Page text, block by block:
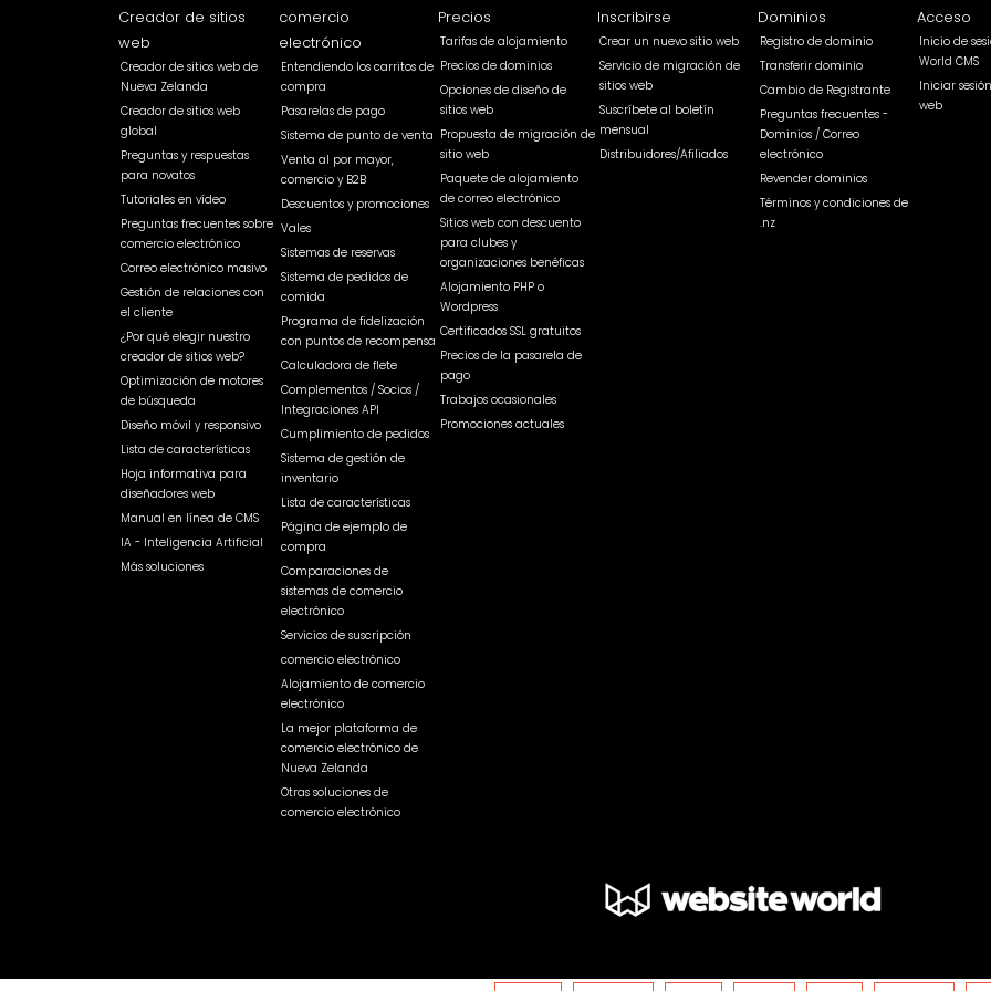
Creador de sitios
web
Creador de sitios web de
Nueva Zelanda
Creador de sitios web
global
Preguntas y respuestas
para novatos
Tutoriales en vídeo
Preguntas frecuentes sobre
comercio electrónico
Correo electrónico masivo
Gestión de relaciones con
el cliente
¿Por qué elegir nuestro
creador de sitios web?
Optimización de motores
de búsqueda
Diseño móvil y responsivo
Lista de características
Hoja informativa para
diseñadores web
Manual en línea de CMS
IA - Inteligencia Artificial
Más soluciones
comercio
electrónico
Entendiendo los carritos de
compra
Pasarelas de pago
Sistema de punto de venta
Venta al por mayor,
comercio y B2B
Descuentos y promociones
Vales
Sistemas de reservas
Sistema de pedidos de
comida
Programa de fidelización
con puntos de recompensa
Calculadora de flete
Complementos / Socios /
Integraciones API
Cumplimiento de pedidos
Sistema de gestión de
inventario
Lista de características
Página de ejemplo de
compra
Comparaciones de
sistemas de comercio
electrónico
Servicios de suscripción
comercio electrónico
Alojamiento de comercio
electrónico
La mejor plataforma de
comercio electrónico de
Nueva Zelanda
Otras soluciones de
comercio electrónico
Precios
Tarifas de alojamiento
Precios de dominios
Opciones de diseño de
sitios web
Propuesta de migración de
sitio web
Paquete de alojamiento
de correo electrónico
Sitios web con descuento
para clubes y
organizaciones benéficas
Alojamiento PHP o
Wordpress
Certificados SSL gratuitos
Precios de la pasarela de
pago
Trabajos ocasionales
Promociones actuales
Inscribirse
Crear un nuevo sitio web
Servicio de migración de
sitios web
Suscríbete al boletín
mensual
Distribuidores/Afiliados
Dominios
Registro de dominio
Transferir dominio
Cambio de Registrante
Preguntas frecuentes -
Dominios / Correo
electrónico
Revender dominios
Términos y condiciones de
.nz
Acceso
Inicio de
World CMS
Iniciar
web